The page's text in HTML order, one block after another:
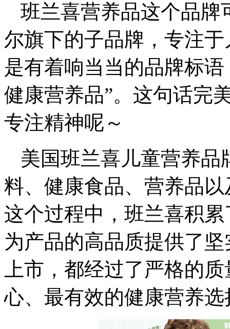
班兰喜营养品这个品牌
尔旗下的子品牌，专注
是有着响当当的品牌标
健康营养品”。这句话完
专注精神呢～
美国班兰喜儿童营养
料、健康食品、营养品
这个过程中，班兰喜积
为产品的高品质提供了
上市，都经过了严格的
心、最有效的健康营养选